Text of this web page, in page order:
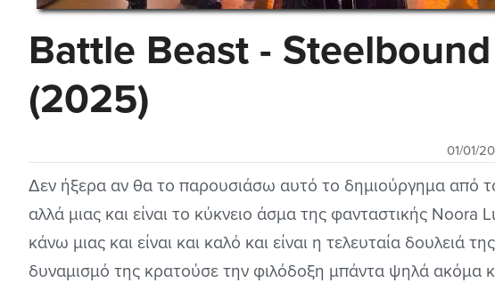
Battle Beast -
(2025)
01/01/
Δεν ήξερα αν θα το παρουσιάσω αυτό το δημιούργημα από
αλλά μιας και είναι το κύκνειο άσμα της φανταστικής
κάνω μιας και είναι και καλό και είναι η τελευταία δουλειά
δυναμισμό της κρατούσε την φιλόδοξη μπάντα ψηλά ακόμα